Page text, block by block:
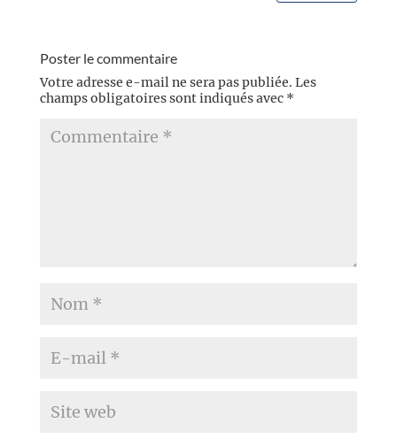
Poster le commentaire
Votre adresse e-mail ne sera pas publiée. Les
champs obligatoires sont indiqués avec *